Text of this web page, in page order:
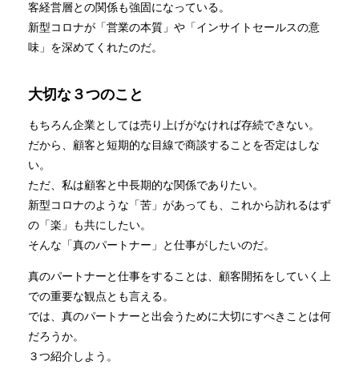
客経営層との関係も強固になっている。
新型コロナが「営業の本質」や「インサイトセールスの意
味」を深めてくれたのだ。
大切な３つのこと
もちろん企業としては売り上げがなければ存続できない。
だから、顧客と短期的な目線で商談することを否定はしな
い。
ただ、私は顧客と中長期的な関係でありたい。
新型コロナのような「苦」があっても、これから訪れるはず
の「楽」も共にしたい。
そんな「真のパートナー」と仕事がしたいのだ。
真のパートナーと仕事をすることは、顧客開拓をしていく上
での重要な観点とも言える。
では、真のパートナーと出会うために大切にすべきことは何
だろうか。
３つ紹介しよう。